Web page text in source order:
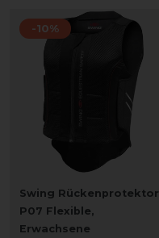
-10%
Swing Rückenprotektor
P07 Flexible,
Erwachsene